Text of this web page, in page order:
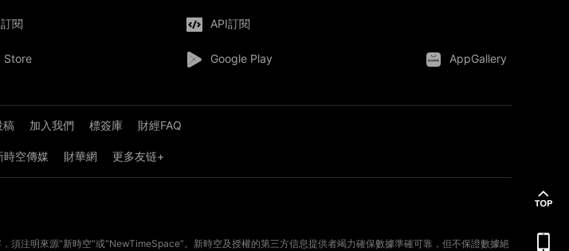
閱 API訂閱
Store Google Play AppGallery
稿 加入我們 標簽庫 財經FAQ
時空傳媒 財華網 更多友链+
注明來源“新時空”或“NewTimeSpace”。新時空及授權的第三方信息提供者竭力確保數據準確可靠，但不保證數據絕